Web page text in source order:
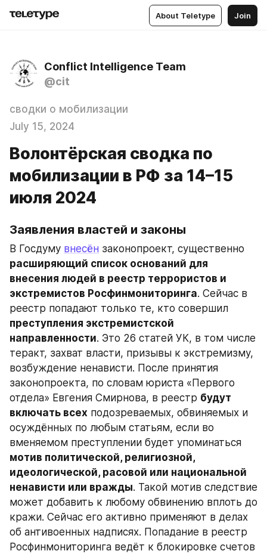
About Teletype Join
Conflict Intelligence Team
@cit
сводки о мобилизации
July 15, 2024
Волонтёрская сводка по
мобилизации в РФ за 14–15
июля 2024
Заявления властей и законы
В Госдуму внесён
расширяющий список оснований для
внесения людей в реестр террористов и
экстремистов Росфинмониторинга. Сейчас в
преступления экстремистской
направленности. Это 26 статей УК, в том числе
теракт, захват власти, призывы к экстремизму,
возбуждение ненависти. После принятия
законопроекта, по словам юриста «Первого
отдела» Евгения Смирнова, в реестр будут
включать всех подозреваемых, обвиняемых и
осуждённых по любым статьям, если во
мотив политической, религиозной,
идеологической, расовой или национальной
ненависти или вражды. Такой мотив следствие
может добавить к любому обвинению вплоть до
кражи. Сейчас его активно применяют в делах
об антивоенных надписях. Попадание в реестр
Росфинмониторинга ведёт к блокировке счетов